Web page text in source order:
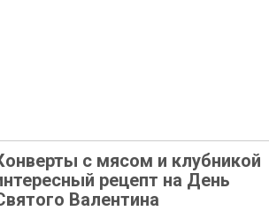
с мясом и клубникой
рецепт на День
Валентина